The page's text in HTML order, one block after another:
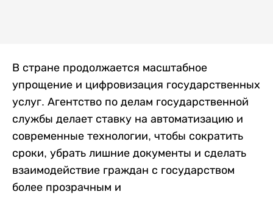
В стране продолжается масштабное
упрощение и цифровизация государственных
услуг. Агентство по делам государственной
службы делает ставку на автоматизацию и
современные технологии, чтобы сократить
сроки, убрать лишние документы и сделать
взаимодействие граждан с государством
более прозрачным и